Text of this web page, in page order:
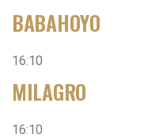
BABAHOYO
16:10
MILAGRO
16:10